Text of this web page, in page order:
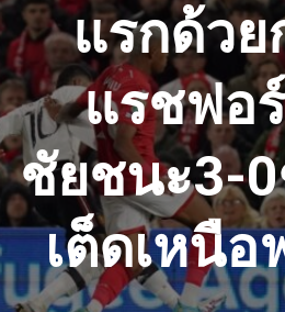
แรกด้วย
แรชฟอ
ชัยชนะ3-
เต็ดเหนือ